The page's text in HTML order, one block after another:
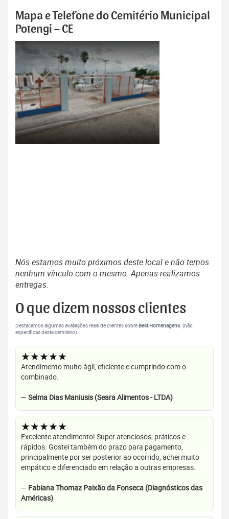
Mapa e Telefone do Cemitério Municipal
Potengi – CE
Nós estamos muito próximos deste local e não temos
nenhum vínculo com o mesmo. Apenas realizamos
entregas.
O que dizem nossos clientes
Destacamos algumas avaliações reais de clientes sobreBest Homenagens. (não
específicas deste cemitério).
★★★★★
Atendimento muito ágil, eficiente e cumprindo com o
combinado.
— Selma Dias Maniusis (Seara Alimentos - LTDA)
★★★★★
Excelente atendimento! Super atenciosos, práticos e
rápidos. Gostei também do prazo para pagamento,
principalmente por ser posterior ao ocorrido, achei muito
empático e diferenciado em relação a outras empresas.
— Fabiana Thomaz Paixão da Fonseca (Diagnósticos das
Américas)